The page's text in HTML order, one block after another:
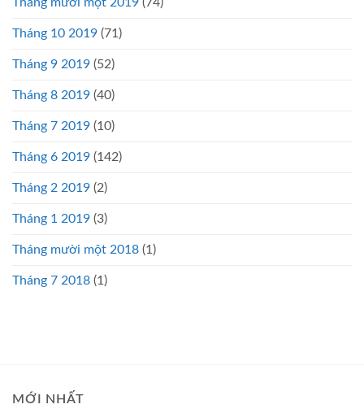
Tháng mười một 2019 (74)
Tháng 10 2019 (71)
Tháng 9 2019 (52)
Tháng 8 2019 (40)
Tháng 7 2019 (10)
Tháng 6 2019 (142)
Tháng 2 2019 (2)
Tháng 1 2019 (3)
Tháng mười một 2018 (1)
Tháng 7 2018 (1)
MỚI NHẤT